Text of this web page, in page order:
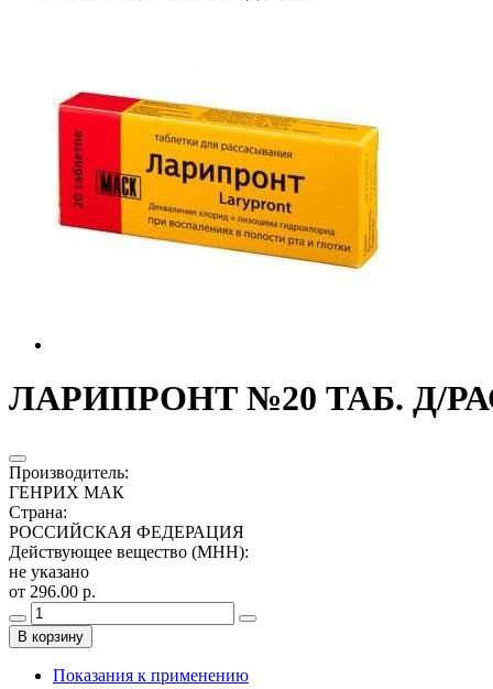
ЛАРИПРОНТ №20 ТАБ. Д/
Производитель:
ГЕНРИХ МАК
Страна:
РОССИЙСКАЯ ФЕДЕРАЦИЯ
Действующее вещество (МНН):
не указано
от 296.00 р.
В корзину
Показания к применению